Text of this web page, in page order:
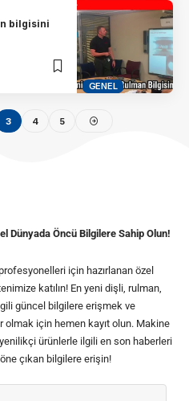
GENEL
bilgisini
3 4 5
Dünyada Öncü Bilgilere Sahip Olun!
için hazırlanan özel
katılın! En yeni dişli, rulman,
güncel bilgilere erişmek ve
için hemen kayıt olun. Makine
ürünlerle ilgili en son haberleri
çıkan bilgilere erişin!